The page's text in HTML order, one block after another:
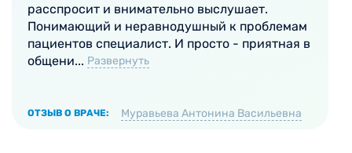
остеоартроз;
ревматоидный артрит;
склеродермия;
подагра;
расспросит и внимательно выслушает.
Понимающий и неравнодушный к проблемам
пациентов специалист. И просто - приятная в
общени... Развернуть
ОТЗЫВ О ВРАЧЕ: Муравьева Антонина Васильевна